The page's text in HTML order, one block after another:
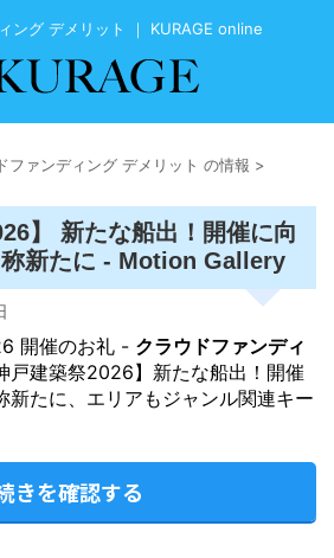
ング デメリット ｜ KURAGE online
ファンディング デメリット の情報 >
】 新たな船出！開催に向
新たに - Motion Gallery
開催のお礼 - クラウドファンディ
戸建築祭2026】新たな船出！開催
新たに、エリアもジャンル関連キー
きを確認する